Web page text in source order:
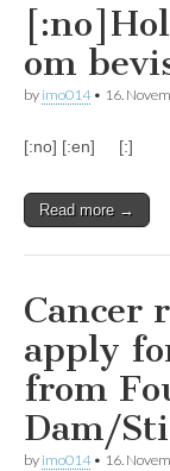
om
by imo014• 16.
[:no] [:en] [:]
Read more →
Cancer
apply
from
Dam/
by imo014• 16.